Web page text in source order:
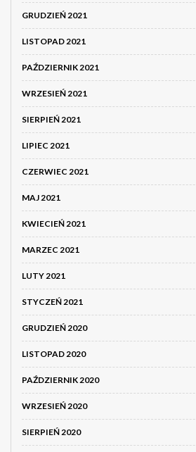
GRUDZIEŃ 2021
LISTOPAD 2021
PAŹDZIERNIK 2021
WRZESIEŃ 2021
SIERPIEŃ 2021
LIPIEC 2021
CZERWIEC 2021
MAJ 2021
KWIECIEŃ 2021
MARZEC 2021
LUTY 2021
STYCZEŃ 2021
GRUDZIEŃ 2020
LISTOPAD 2020
PAŹDZIERNIK 2020
WRZESIEŃ 2020
SIERPIEŃ 2020